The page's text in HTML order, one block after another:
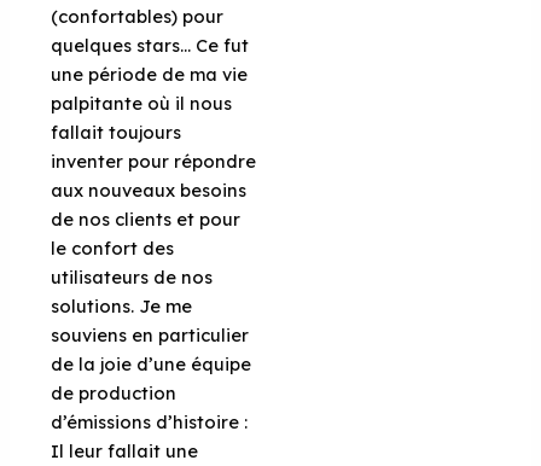
(confortables) pour
quelques stars… Ce fut
une période de ma vie
palpitante où il nous
fallait toujours
inventer pour répondre
aux nouveaux besoins
de nos clients et pour
le confort des
utilisateurs de nos
solutions. Je me
souviens en particulier
de la joie d’une équipe
de production
d’émissions d’histoire :
Il leur fallait une